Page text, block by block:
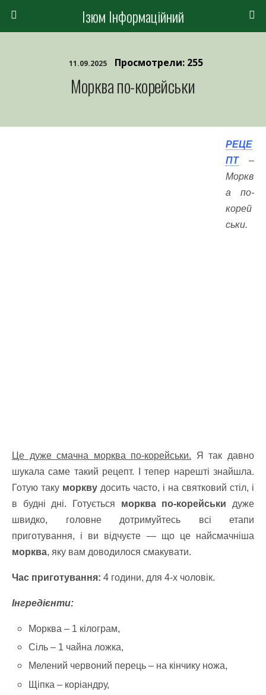
Ізюм Інформаційний
11.09.2025 Просмотрели: 255
Морква по-корейськи
РЕЦЕ
ПТ–
Моркв
а по-
корей
ськи.
Це дуже смачна морква по-корейськи. Я так давно
шукала саме такий рецепт. І тепер нарешті знайшла.
Готую таку моркву досить часто, і на святковий стіл, і
в будні дні. Готується морква по-корейськи дуже
швидко, головне дотримуйтесь всі етапи
приготування, і ви відчуєте — що це найсмачніша
морква, яку вам доводилося смакувати.
Час приготування: 4 години, для 4-х чоловік.
Інгредієнти:
Морква – 1 кілограм,
Сіль – 1 чайна ложка,
Мелений червоний перець – на кінчику ножа,
Щіпка – коріандру,